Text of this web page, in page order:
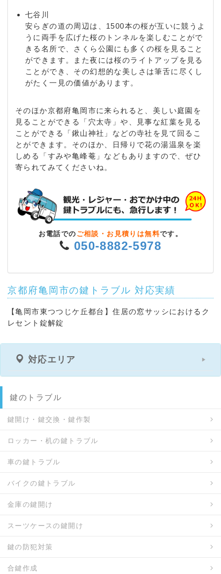
七谷川
安らぎの道の周辺は、1500本の桜が互いに競うよ
うに両手を広げた桜のトンネルを楽しむことがで
きる名所で、さくら公園にも多くの桜を見ること
ができます。また夜には桜のライトアップを見る
ことができ、その幻想的な美しさは筆舌に尽くし
がたく一見の価値があります。
そのほか京都府亀岡市に来られると、美しい庭園を
見ることができる「穴太寺」や、見事な紅葉を見る
ことができる「鍬山神社」などの寺社を見て回るこ
とができます。そのほか、日帰りで花の湯温泉を楽
しめる「すみや亀峰菴」などもありますので、ぜひ
寄られてみてくださいね。
お電話での ご相談・お見積りは無料です。
050-8882-5978
京都府亀岡市の鍵トラブル 対応実績
【亀岡市東つつじケ丘都台】住居の窓サッシにおけるク
レセント錠解錠
対応エリア
鍵のトラブル
鍵開け・鍵交換・鍵作製
ロッカー・机の鍵トラブル
車の鍵トラブル
バイクの鍵トラブル
金庫の鍵開け
スーツケースの鍵開け
鍵の防犯対策
合鍵作成